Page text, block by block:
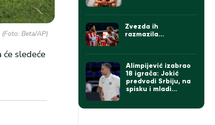
Beta/AP)
će sledeće
Zvezda ih
razmazila…
Alimpijević izabrao
18 igrača: Jokić
predvodi Srbiju, na
spisku i mladi